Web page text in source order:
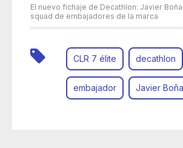
El nuevo fichaje de Decathlon: Javier
squad de embajadores de la marca
CLR 7 élite decathlon
embajador Javier